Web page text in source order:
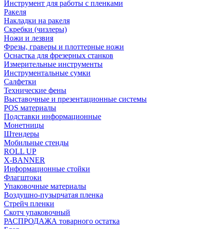
Инструмент для работы с пленками
Ракеля
Накладки на ракеля
Скребки (чизлеры)
Ножи и лезвия
Фрезы, граверы и плоттерные ножи
Оснастка для фрезерных станков
Измерительные инструменты
Инструментальные сумки
Салфетки
Технические фены
Выставочные и презентационные системы
POS материалы
Подставки информационные
Монетницы
Штендеры
Мобильные стенды
ROLL UP
X-BANNER
Информационные стойки
Флагштоки
Упаковочные материалы
Воздушно-пузырчатая пленка
Стрейч пленки
Скотч упаковочный
РАСПРОДАЖА товарного остатка